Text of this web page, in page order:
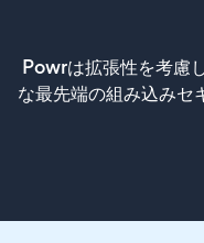
Powrは拡張性を考慮
な最先端の組み込みセ